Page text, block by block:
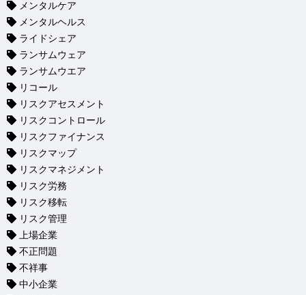
メンタルケア
メンタルヘルス
ライドシェア
ランサムウェア
ランサムウエア
リコール
リスクアセスメント
リスクコントロール
リスクファイナンス
リスクマップ
リスクマネジメント
リスク労務
リスク移転
リスク管理
上場企業
不正問題
不祥事
中小企業